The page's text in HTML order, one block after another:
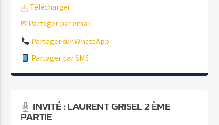
Télécharger
✉ Partager par email
Partager sur WhatsApp
Partager par SMS
INVITÉ : LAURENT GRISEL 2 ÈME
PARTIE